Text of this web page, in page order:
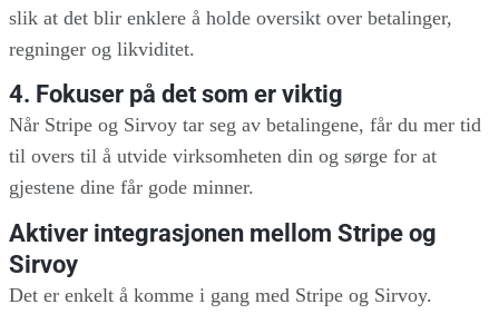
slik at det blir enklere å holde oversikt over betalinger,
regninger og likviditet.
4. Fokuser på det som er viktig
Når Stripe og Sirvoy tar seg av betalingene, får du mer tid
til overs til å utvide virksomheten din og sørge for at
gjestene dine får gode minner.
Aktiver integrasjonen mellom Stripe og
Sirvoy
Det er enkelt å komme i gang med Stripe og Sirvoy.